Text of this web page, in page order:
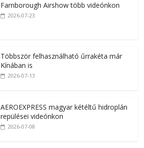
Farnborough Airshow több videónkon
2026-07-23
Többször felhasználható űrrakéta már
Kínában is
2026-07-13
AEROEXPRESS magyar kétéltű hidroplán
repülései videónkon
2026-07-08